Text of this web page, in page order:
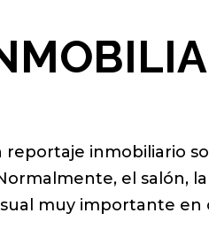
inmobiliario
el salón,
muy importante en